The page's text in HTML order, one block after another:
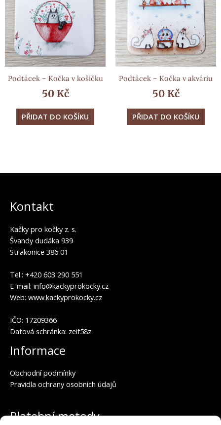
Podtácek – Kočka v košíčku
50 Kč
PŘIDAT DO KOŠÍKU
Podtácek – Kočka v akváriu
50 Kč
PŘIDAT DO KOŠÍKU
Kontakt
Kačky pro kočky z. s.
Švandy dudáka 939
Strakonice 386 01
Tel.: +420 603 290 551
E-mail: info@kackyprokocky.cz
Web: www.kackyprokocky.cz
IČO: 17209366
Datová schránka: zeif58z
Informace
Obchodní podmínky
Pravidla ochrany osobních údajů
Platební metody